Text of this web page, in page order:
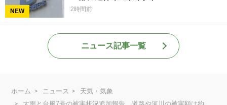
NEW 2時間前
ニュース記事一覧
ホーム ニュース
天気・気象